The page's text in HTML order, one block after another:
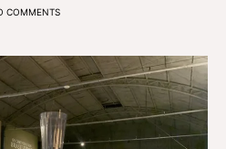
COMMENTS